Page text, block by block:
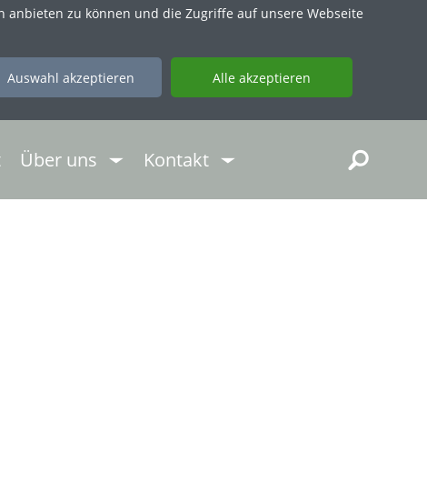
anbieten zu können und die Zugriffe auf unsere Webseite
Über uns Kontakt ř